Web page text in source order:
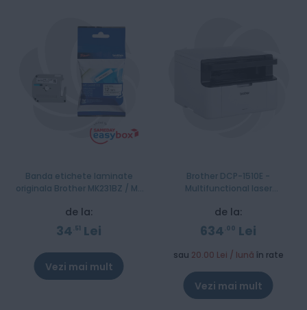
Banda etichete laminate
originala Brother MK231BZ / M-
de la:
34 51 Lei
Vezi mai mult
Stoc epuizat
Brother DCP-1510E -
Multifunctional laser
de la:
634 00 Lei
sau 20.00 Lei / lună în rate
Vezi mai mult